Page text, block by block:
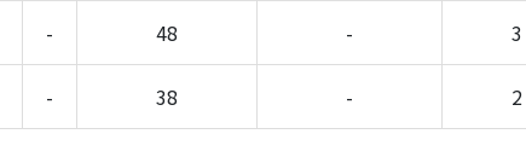
- 48 - 3
- 38 - 2